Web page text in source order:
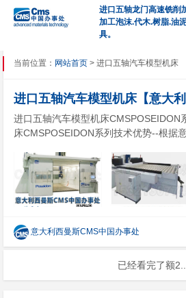
进口五轴龙门高速铣削
加工泡沫.代木.树脂.油
具。
当前位置： 网站首页 > 进口五轴汽车模型机床
进口五轴汽车模型机床【意大
进口五轴汽车模型机床CMSPOSEIDON
床CMSPOSEIDON系列技术优势--根据
大型铝合金、轻合金和复合材料高速加
床：该CNC五轴数控机床是航空航天和
意大利西曼斯CMS中国办事处
已经看完了额2...